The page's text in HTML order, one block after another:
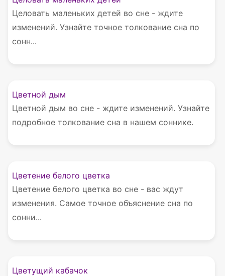
Целовать маленьких детей во сне - ждите
изменений. Узнайте точное толкование сна по
сонн...
Цветной дым
Цветной дым во сне - ждите изменений. Узнайте
подробное толкование сна в нашем соннике.
Цветение белого цветка
Цветение белого цветка во сне - вас ждут
изменения. Самое точное объяснение сна по
сонни...
Цветущий кабачок